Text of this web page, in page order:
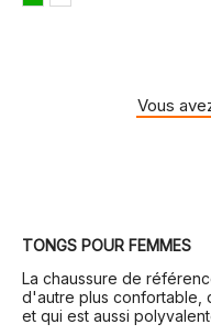
Vous
TONGS POUR FEMMES
La chaussure de
d'autre plus confortable,
et qui est aussi